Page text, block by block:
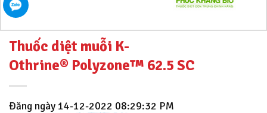
Thuốc diệt muỗi K-
Othrine® Polyzone™ 62.5 SC
Đăng ngày 14-12-2022 08:29:32 PM